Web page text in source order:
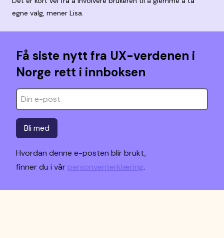
egne valg, mener Lisa.
Få siste nytt fra UX-verdenen i
Norge rett i innboksen
Bli med
Hvordan denne e-posten blir brukt,
finner du i vår personvernerklæring.